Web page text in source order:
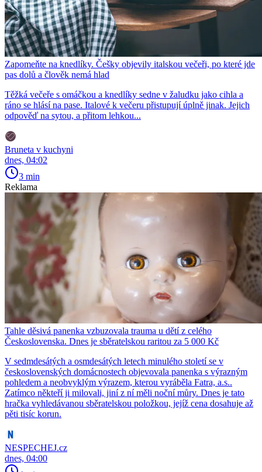
Zapomeňte na knedlíky. Češky objevily italskou večeři, po které jde
pas dolů a člověk nemá hlad
Těžká večeře s omáčkou a knedlíky sedne v žaludku jako cihla a
ráno se hlásí na pase. Italové k večeru přistupují úplně jinak. Jejich
odpověď na sytou, a přitom lehkou...
Bruneta v kuchyni
dnes, 04:02
3 min
Reklama
Tahle děsivá panenka vzbuzovala trauma u dětí z celého
Československa. Dnes je sběratelskou raritou za 5 000 Kč
V sedmdesátých a osmdesátých letech minulého století se v
československých domácnostech objevovala panenka s výrazným
pohledem a neobvyklým výrazem, kterou vyráběla Fatra, a.s..
Zatímco někteří ji milovali, jiní z ní měli noční můry. Dnes je tato
hračka vyhledávanou sběratelskou položkou, jejíž cena dosahuje až
pěti tisíc korun.
NESPECHEJ.cz
dnes, 04:00